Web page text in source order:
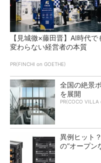
【見城徹×藤田晋】AI時代で
変わらない経営者の本質
PR(FINCHI on GOETHE)
全国の絶景
を展開
PR(COCO VILLA
異例ヒット
の“オープン